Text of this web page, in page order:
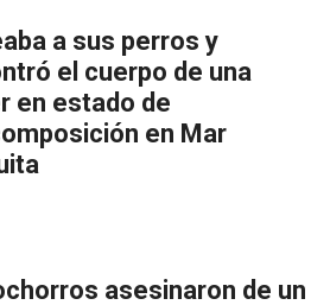
a sus perros y
el cuerpo de una
en estado de
en Mar
asesinaron de un